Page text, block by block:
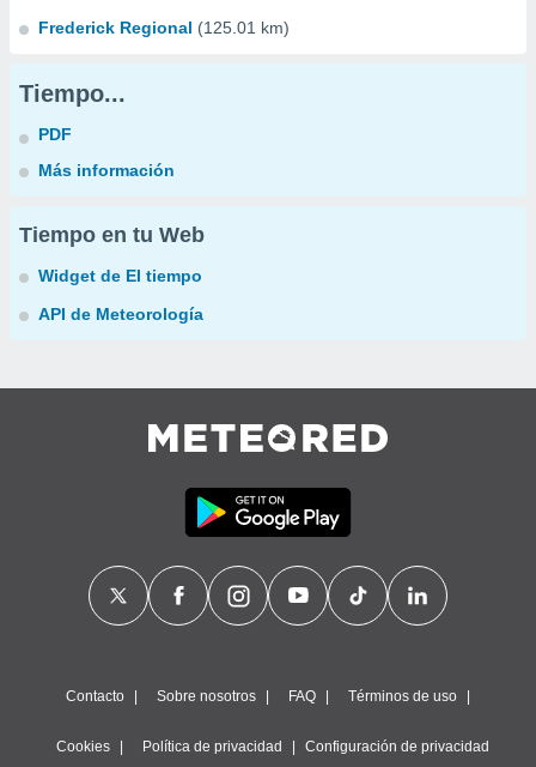
Frederick Regional (125.01 km)
Tiempo...
PDF
Más información
Tiempo en tu Web
Widget de El tiempo
API de Meteorología
Contacto Sobre nosotros FAQ Términos de uso
Cookies Política de privacidad Configuración de privacidad